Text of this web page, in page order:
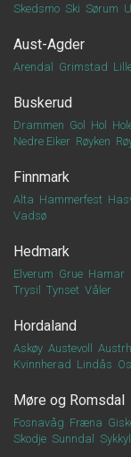
Skedsmo Ski Sørum
Aust-Agder
Arendal Grimstad
Buskerud
Drammen Gol Hol
Nedre Eiker Røyken
Finnmark
Alta Hammerfest
Vadsø
Hedmark
Elverum Grue Hamar
Trysil
Tynset Våler
Hordaland
Askøy Austevoll
Kvinnherad Lindås Os
Møre og Romsdal
Fosnavåg Fræna
Skodje Sunndal